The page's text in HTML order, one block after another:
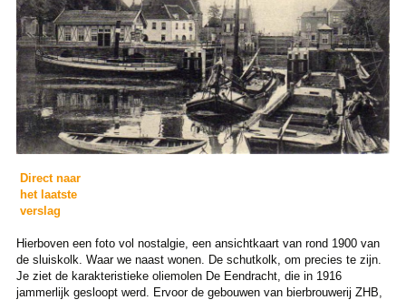
Direct naar
het laatste
verslag
Hierboven een foto vol nostalgie, een ansichtkaart van rond 1900 van
de sluiskolk. Waar we naast wonen. De schutkolk, om precies te zijn.
Je ziet de karakteristieke oliemolen De Eendracht, die in 1916
jammerlijk gesloopt werd. Ervoor de gebouwen van bierbrouwerij ZHB,